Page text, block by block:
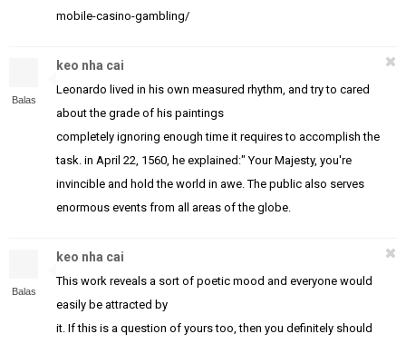
mobile-casino-gambling/
Balas
keo nha cai
Leonardo lived in his own measured rhythm, and try to cared
about the grade of his paintings
completely ignoring enough time it requires to accomplish the
task. in April 22, 1560, he explained:" Your Majesty, you're
invincible and hold the world in awe. The public also serves
enormous events from all areas of the globe.
Balas
keo nha cai
This work reveals a sort of poetic mood and everyone would
easily be attracted by
it. If this is a question of yours too, then you definitely should